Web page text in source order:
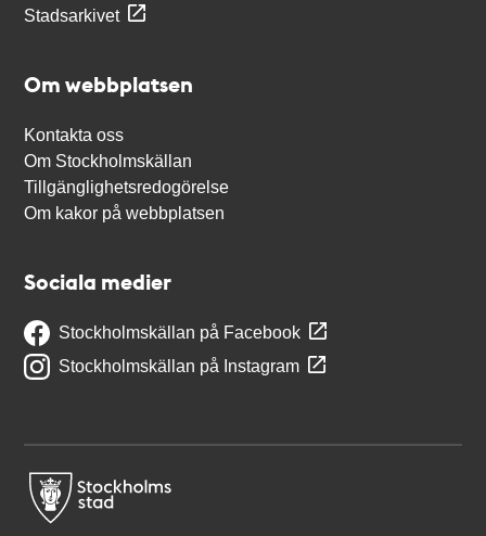
Stadsarkivet
Om webbplatsen
Kontakta oss
Om Stockholmskällan
Tillgänglighetsredogörelse
Om kakor på webbplatsen
Sociala medier
Stockholmskällan på Facebook
Stockholmskällan på Instagram